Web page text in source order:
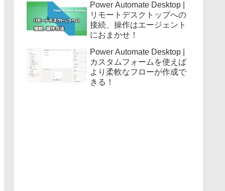
Power Automate Desktop |
リモートデスクトップへの
接続、操作はエージェント
におまかせ！
Power Automate Desktop |
カスタムフォームを使えば
より柔軟なフローが作成で
きる！